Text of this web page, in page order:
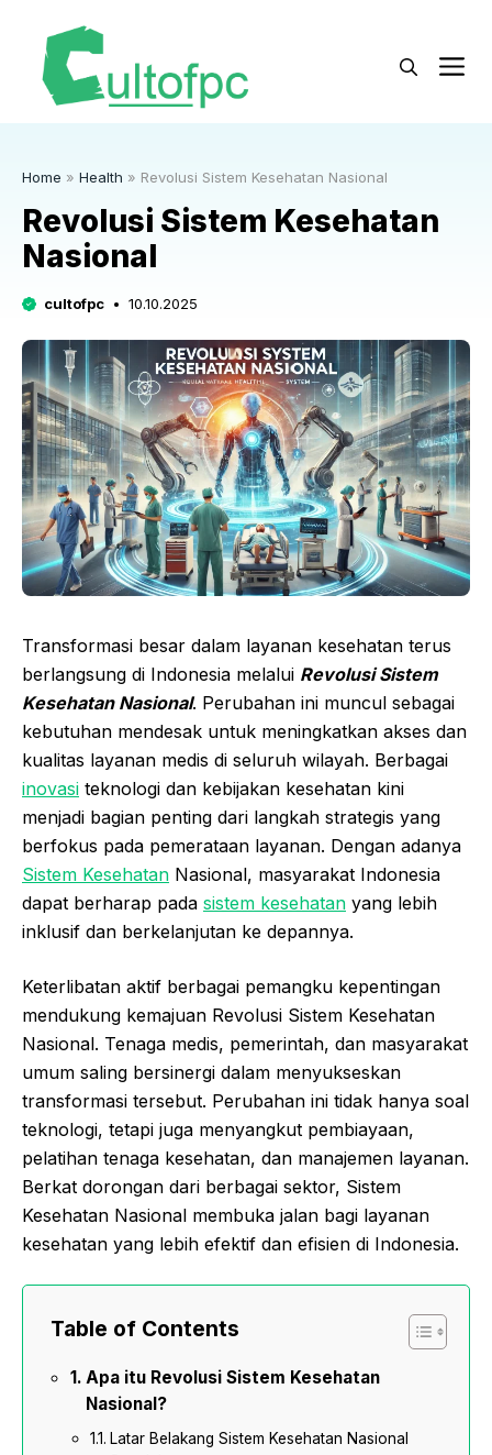
Home » Health » Revolusi Sistem Kesehatan Nasional
Revolusi Sistem Kesehatan
Nasional
cultofpc 10.10.2025
Transformasi besar dalam layanan kesehatan terus
berlangsung di Indonesia melalui Revolusi Sistem
Kesehatan Nasional. Perubahan ini muncul sebagai
kebutuhan mendesak untuk meningkatkan akses dan
kualitas layanan medis di seluruh wilayah. Berbagai
inovasi teknologi dan kebijakan kesehatan kini
menjadi bagian penting dari langkah strategis yang
berfokus pada pemerataan layanan. Dengan adanya
Sistem Kesehatan Nasional, masyarakat Indonesia
dapat berharap pada sistem kesehatan yang lebih
inklusif dan berkelanjutan ke depannya.
Keterlibatan aktif berbagai pemangku kepentingan
mendukung kemajuan Revolusi Sistem Kesehatan
Nasional. Tenaga medis, pemerintah, dan masyarakat
umum saling bersinergi dalam menyukseskan
transformasi tersebut. Perubahan ini tidak hanya soal
teknologi, tetapi juga menyangkut pembiayaan,
pelatihan tenaga kesehatan, dan manajemen layanan.
Berkat dorongan dari berbagai sektor, Sistem
Kesehatan Nasional membuka jalan bagi layanan
kesehatan yang lebih efektif dan efisien di Indonesia.
Table of Contents
Apa itu Revolusi Sistem Kesehatan
Nasional?
Latar Belakang Sistem Kesehatan Nasional